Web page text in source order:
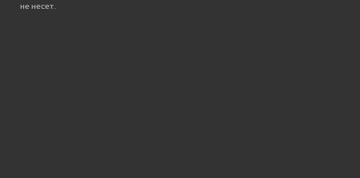
не несет.